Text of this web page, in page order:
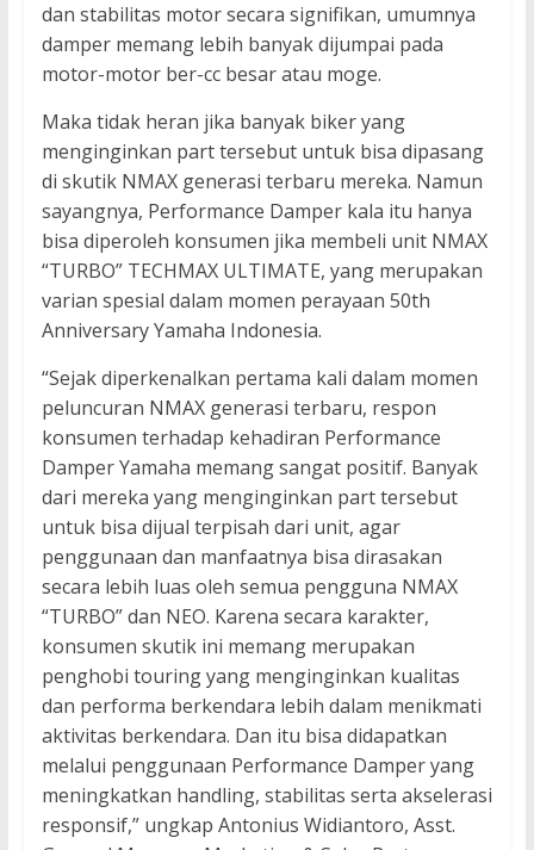
dan stabilitas motor secara signifikan, umumnya
damper memang lebih banyak dijumpai pada
motor-motor ber-cc besar atau moge.
Maka tidak heran jika banyak biker yang
menginginkan part tersebut untuk bisa dipasang
di skutik NMAX generasi terbaru mereka. Namun
sayangnya, Performance Damper kala itu hanya
bisa diperoleh konsumen jika membeli unit NMAX
“TURBO” TECHMAX ULTIMATE, yang merupakan
varian spesial dalam momen perayaan 50th
Anniversary Yamaha Indonesia.
“Sejak diperkenalkan pertama kali dalam momen
peluncuran NMAX generasi terbaru, respon
konsumen terhadap kehadiran Performance
Damper Yamaha memang sangat positif. Banyak
dari mereka yang menginginkan part tersebut
untuk bisa dijual terpisah dari unit, agar
penggunaan dan manfaatnya bisa dirasakan
secara lebih luas oleh semua pengguna NMAX
“TURBO” dan NEO. Karena secara karakter,
konsumen skutik ini memang merupakan
penghobi touring yang menginginkan kualitas
dan performa berkendara lebih dalam menikmati
aktivitas berkendara. Dan itu bisa didapatkan
melalui penggunaan Performance Damper yang
meningkatkan handling, stabilitas serta akselerasi
responsif,” ungkap Antonius Widiantoro, Asst.